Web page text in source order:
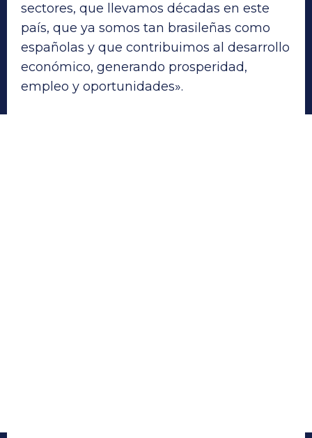
sectores, que llevamos décadas en este
país, que ya somos tan brasileñas como
españolas y que contribuimos al desarrollo
económico, generando prosperidad,
empleo y oportunidades».